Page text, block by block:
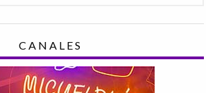
CANALES